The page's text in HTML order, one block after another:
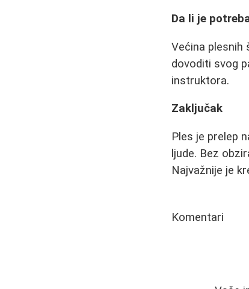
Da li je
Većina plesnih
dovoditi svog
instruktora.
Zaključak
Ples je prelep
ljude. Bez
Najvažnije je
Komentari